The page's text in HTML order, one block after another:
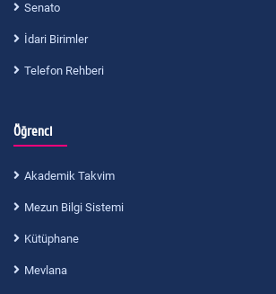
Senato
İdari Birimler
Telefon Rehberi
Öğrenci
Akademik Takvim
Mezun Bilgi Sistemi
Kütüphane
Mevlana